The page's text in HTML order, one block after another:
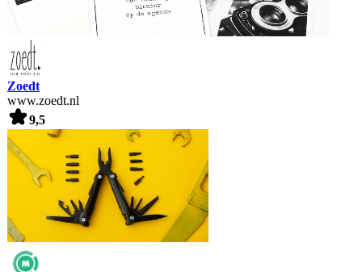
Zoedt
www.zoedt.nl
9,5